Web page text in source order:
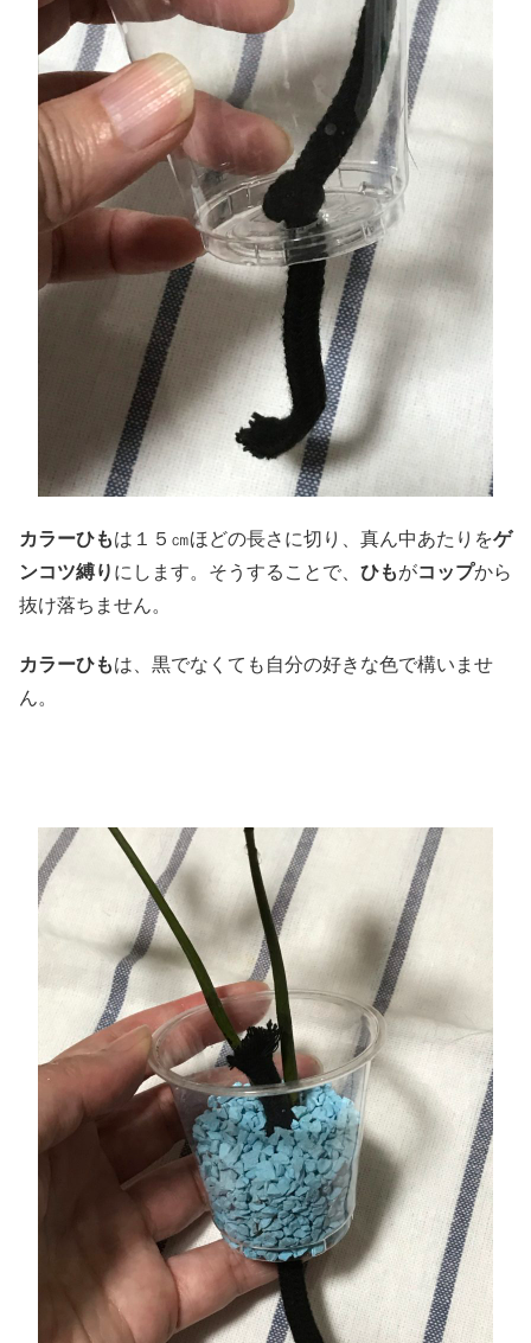
カラーひもは１５㎝ほどの長さに切り、真ん中あたりをゲ
ンコツ縛り にします。そうすることで、 ひもがコップから
抜け落ちません。
カラーひもは、黒でなくても自分の好きな色で構いませ
ん。